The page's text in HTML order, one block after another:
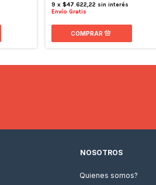
9 x$47.622,22 sin interés
Envío Gratis
NOSOTROS
Quienes somos?